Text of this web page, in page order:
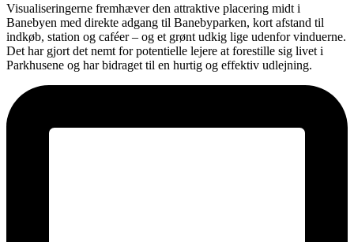
Visualiseringerne fremhæver den attraktive placering midt i
Banebyen med direkte adgang til Banebyparken, kort afstand til
indkøb, station og caféer – og et grønt udkig lige udenfor vinduerne.
Det har gjort det nemt for potentielle lejere at forestille sig livet i
Parkhusene og har bidraget til en hurtig og effektiv udlejning.